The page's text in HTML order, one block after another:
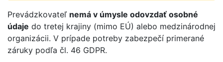
Prevádzkovateľ nemá v úmysle odovzdať osobné
údaje do tretej krajiny (mimo EÚ) alebo medzinárodnej
organizácii. V prípade potreby zabezpečí primerané
záruky podľa čl. 46 GDPR.